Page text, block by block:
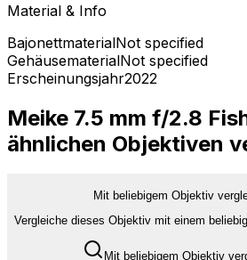
Material & Info
BajonettmaterialNot specified
GehäusematerialNot specified
Erscheinungsjahr2022
Meike 7.5 mm f/2.8
ähnlichen Objektiven
Mit beliebigem Objektiv
Vergleiche dieses Objektiv mit einem
Mit beliebigem Objektiv